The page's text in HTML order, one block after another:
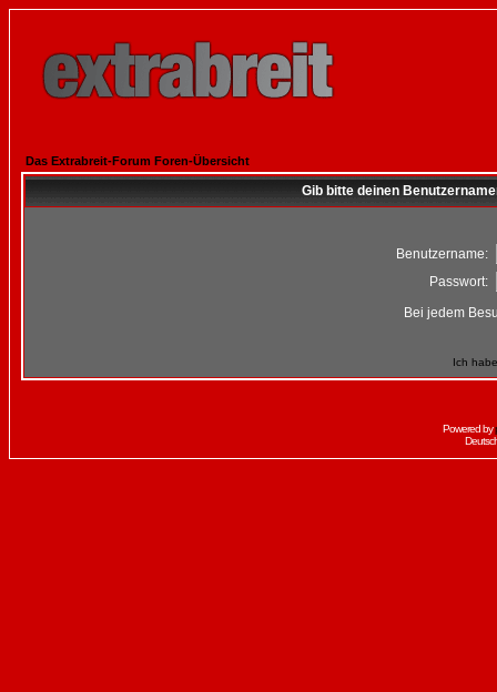
Das Extrabreit-Forum Foren-Übersicht
Gib bitte deinen
Benutzername:
Passwort:
Bei jedem
Ich
Powered by